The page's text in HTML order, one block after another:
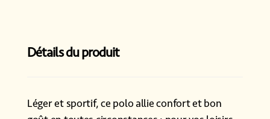
Détails du produit
Léger et sportif, ce polo allie confort et bon